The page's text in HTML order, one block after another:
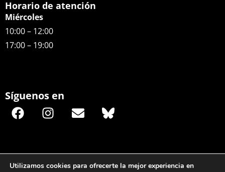
Horario de atención
Miércoles
10:00 – 12:00
17:00 – 19:00
Síguenos en
Utilizamos cookies para ofrecerte la mejor experiencia en